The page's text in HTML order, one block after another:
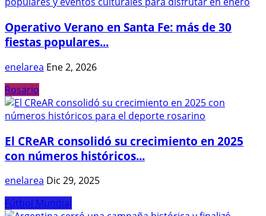
Operativo Verano en Santa Fe: más de 30
fiestas populares...
enelarea Ene 2, 2026
Rosario
El CReAR consolidó su crecimiento en 2025
con números históricos...
enelarea Dic 29, 2025
Fútbol Mundial